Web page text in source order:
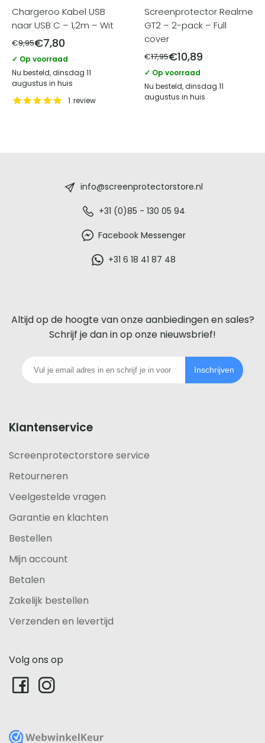
Chargeroo Kabel USB
naar USB C – 1,2m – Wit
€9,95€7,80
✓ Op voorraad
Nu besteld, dinsdag 11
augustus in huis
1 review
Screenprotector Realme
GT2 – 2-pack – Full
cover
€17,95€10,89
✓ Op voorraad
Nu besteld, dinsdag 11
augustus in huis
voor
iedere
telefoon
info@screenprotectorstore.nl
+31 (0)85 - 130 05 94
Facebook Messenger
+31 6 18 41 87 48
Altijd op de hoogte van onze aanbiedingen en sales?
Schrijf je dan in op onze nieuwsbrief!
Inschrijven
Klantenservice
Screenprotectorstore service
Retourneren
Veelgestelde vragen
Garantie en klachten
Bestellen
Mijn account
Betalen
Zakelijk bestellen
Verzenden en levertijd
Volg ons op
WebwinkelKeur